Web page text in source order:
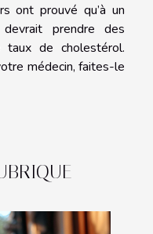
ont prouvé qu’à un
prendre des
taux de cholestérol.
médecin, faites-le